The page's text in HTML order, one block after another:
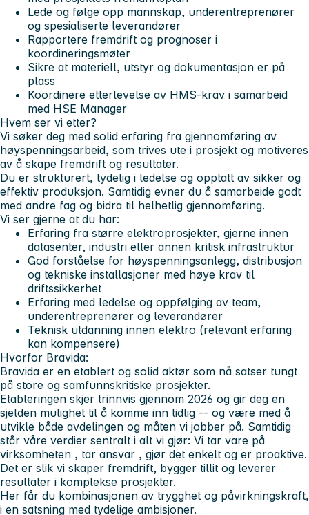
Lede og følge opp mannskap, underentreprenører
og spesialiserte leverandører
Rapportere fremdrift og prognoser i
koordineringsmøter
Sikre at materiell, utstyr og dokumentasjon er på
plass
Koordinere etterlevelse av HMS-krav i samarbeid
med HSE Manager
Hvem ser vi etter?
Vi søker deg med solid erfaring fra gjennomføring av
høyspenningsarbeid, som trives ute i prosjekt og motiveres
av å skape fremdrift og resultater.
Du er strukturert, tydelig i ledelse og opptatt av sikker og
effektiv produksjon. Samtidig evner du å samarbeide godt
med andre fag og bidra til helhetlig gjennomføring.
Vi ser gjerne at du har:
Erfaring fra større elektroprosjekter, gjerne innen
datasenter, industri eller annen kritisk infrastruktur
God forståelse for høyspenningsanlegg, distribusjon
og tekniske installasjoner med høye krav til
driftssikkerhet
Erfaring med ledelse og oppfølging av team,
underentreprenører og leverandører
Teknisk utdanning innen elektro (relevant erfaring
kan kompensere)
Hvorfor Bravida:
Bravida er en etablert og solid aktør som nå satser tungt
på store og samfunnskritiske prosjekter.
Etableringen skjer trinnvis gjennom 2026 og gir deg en
sjelden mulighet til å komme inn tidlig -- og være med å
utvikle både avdelingen og måten vi jobber på. Samtidig
står våre verdier sentralt i alt vi gjør: Vi tar vare på
virksomheten , tar ansvar , gjør det enkelt og er proaktive.
Det er slik vi skaper fremdrift, bygger tillit og leverer
resultater i komplekse prosjekter.
Her får du kombinasjonen av trygghet og påvirkningskraft,
i en satsning med tydelige ambisjoner.